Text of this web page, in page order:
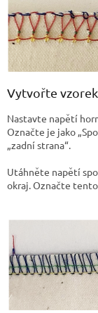
Vytvořte
Nastavte napětí
Označte je jako
„zadní strana“.
Utáhněte napětí
okraj. Označte